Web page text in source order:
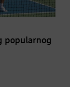
popularnog